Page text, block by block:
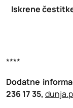
Iskrene
****
Dodatne
236 17 35,